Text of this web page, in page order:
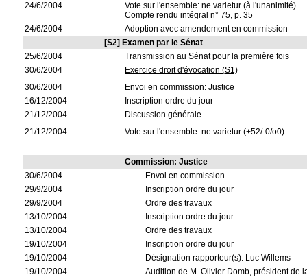
24/6/2004
Vote sur l'ensemble: ne varietur (à l'unanimité)
Compte rendu intégral n° 75, p. 35
24/6/2004
Adoption avec amendement en commission
[S2] Examen par le Sénat
25/6/2004
Transmission au Sénat pour la première fois
30/6/2004
Exercice droit d'évocation (S1)
30/6/2004
Envoi en commission: Justice
16/12/2004
Inscription ordre du jour
21/12/2004
Discussion générale
21/12/2004
Vote sur l'ensemble: ne varietur (+52/-0/o0)
Commission: Justice
30/6/2004
Envoi en commission
29/9/2004
Inscription ordre du jour
29/9/2004
Ordre des travaux
13/10/2004
Inscription ordre du jour
13/10/2004
Ordre des travaux
19/10/2004
Inscription ordre du jour
19/10/2004
Désignation rapporteur(s): Luc Willems
19/10/2004
Audition de M. Olivier Domb, président de